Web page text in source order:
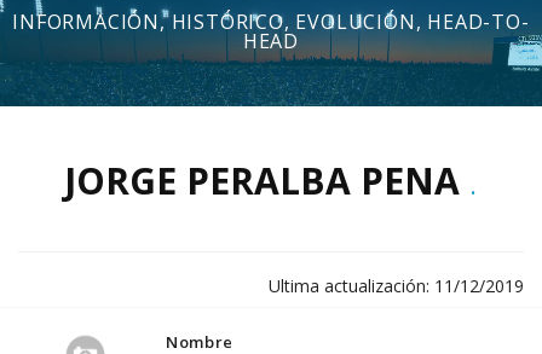
INFORMACIÓN, HISTÓRICO, EVOLUCIÓN, HEAD-TO-
HEAD
JORGE PERALBA PENA .
Ultima actualización: 11/12/2019
Nombre